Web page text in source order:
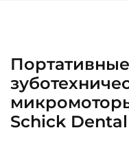
Портативные
Schick Dental